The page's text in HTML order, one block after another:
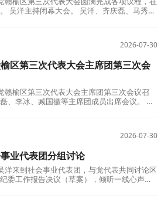
吴洋主持闭幕大会。 吴洋、齐庆磊、马秀
2026-07-30
区第三次代表大会主席团第三次会
赣榆区第三次代表大会主席团第三次会议召
、李冰、臧国徽等主席团成员出席会议。 会
2026-07-30
业代表团分组讨论
洋来到社会事业代表团，与党代表共同讨论区
委工作报告决议（草案），倾听一线心声，